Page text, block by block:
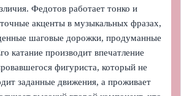
Федотов работает тонко и
акценты в музыкальных фразах,
шаговые дорожки, продуманные
катание производит впечатление
фигуриста, который не
заданные движения, а проживает